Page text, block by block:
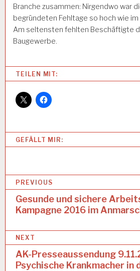
Branche zusammen: Nirgendwo war
begründeten Fehltage so hoch wie
Am seltensten fehlten Beschäftigte
Baugewerbe.
Categories:
R
B
S
F
G
K
EI
T
R
B
EI
T
TEILEN MIT:
GEFÄLLT MIR:
B
t
r
PREVIOUS
Gesunde und sichere
Kampagne 2016 im
NEXT
AK-Presseaussendung
Psychische Krankmacher